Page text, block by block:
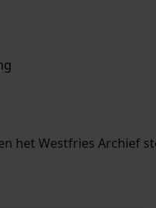
aantal zoektips.
aantal zoektips.
het Westfries Archief
uw zoekopdracht te